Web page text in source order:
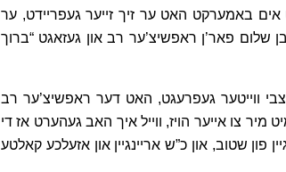
באמערקט האט ער זיך זייער געפריידט, ער
שלום פאר’ן ראפשיצ’ער רב און געזאגט “ברוך
ווייטער געפרעגט, האט דער ראפשיצ’ער רב
מיר צו אייער הויז, ווייל איך האב געהערט אז די
פון שטוב, און כ”ש אריינגיין און אזעלכע קאלטע